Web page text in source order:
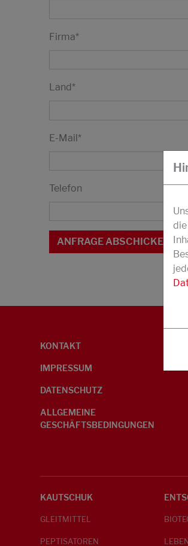
Firma*
Land*
E-Mail*
Telefon
KONTAKT
IMPRESSUM
DATENSCHUTZ
ALLGEMEINE
GESCHÄFTSBEDINGUNGEN
KAUTSCHUK
GLEITMITTEL
PEPTISATOREN